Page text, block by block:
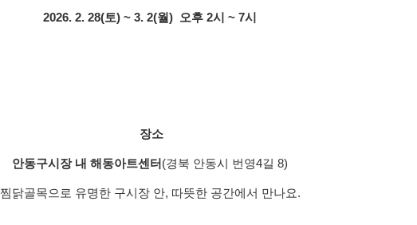
2026. 2. 28(토) ~ 3. 2(월) 오후 2시 ~ 7시
장소
안동구시장 내 해동아트센터(경북 안동시 번영4길 8)
찜닭골목으로 유명한 구시장 안, 따뜻한 공간에서 만나요.